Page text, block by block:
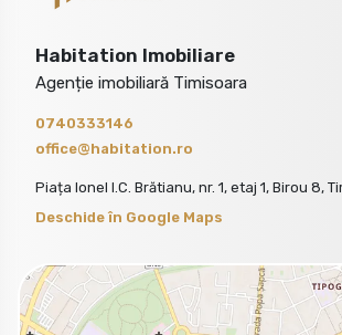
Habitation Imobiliare
Agenție imobiliară Timisoara
0740333146
office@habitation.ro
Piața Ionel I.C. Brătianu, nr. 1, etaj 1, Birou 8,
Deschide în Google Maps